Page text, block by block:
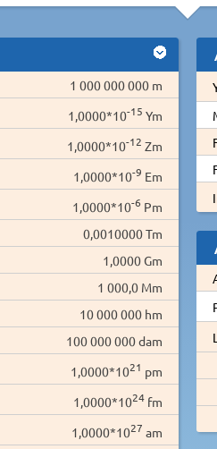
1 000 000 000 m
1,0000*10-15 Ym
1,0000*10-12 Zm
1,0000*10-9 Em
1,0000*10-6 Pm
0,0010000 Tm
1,0000 Gm
1 000,0 Mm
10 000 000 hm
100 000 000 dam
1,0000*1021 pm
1,0000*1024 fm
1,0000*1027 am